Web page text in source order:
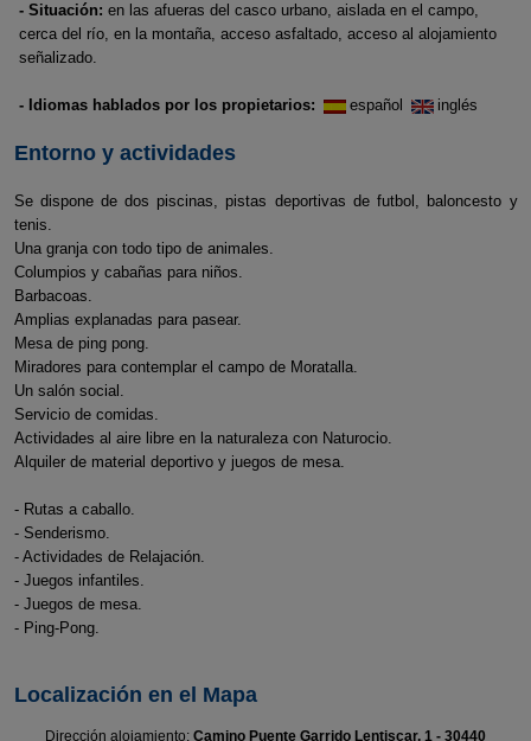
- Situación: en las afueras del casco urbano, aislada en el campo,
cerca del río, en la montaña, acceso asfaltado, acceso al alojamiento
señalizado.
- Idiomas hablados por los propietarios: español inglés
Entorno y actividades
Se dispone de dos piscinas, pistas deportivas de futbol, baloncesto y
tenis.
Una granja con todo tipo de animales.
Columpios y cabañas para niños.
Barbacoas.
Amplias explanadas para pasear.
Mesa de ping pong.
Miradores para contemplar el campo de Moratalla.
Un salón social.
Servicio de comidas.
Actividades al aire libre en la naturaleza con Naturocio.
Alquiler de material deportivo y juegos de mesa.
- Rutas a caballo.
- Senderismo.
- Actividades de Relajación.
- Juegos infantiles.
- Juegos de mesa.
- Ping-Pong.
Localización en el Mapa
Dirección alojamiento: Camino Puente Garrido Lentiscar, 1 - 30440